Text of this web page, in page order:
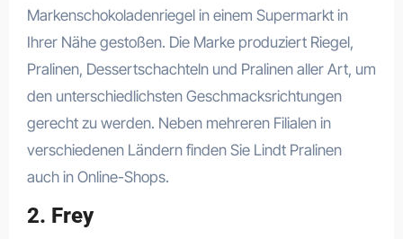
Markenschokoladenriegel in einem Supermarkt in
Ihrer Nähe gestoßen. Die Marke produziert Riegel,
Pralinen, Dessertschachteln und Pralinen aller Art, um
den unterschiedlichsten Geschmacksrichtungen
gerecht zu werden. Neben mehreren Filialen in
verschiedenen Ländern finden Sie Lindt Pralinen
auch in Online-Shops.
2. Frey